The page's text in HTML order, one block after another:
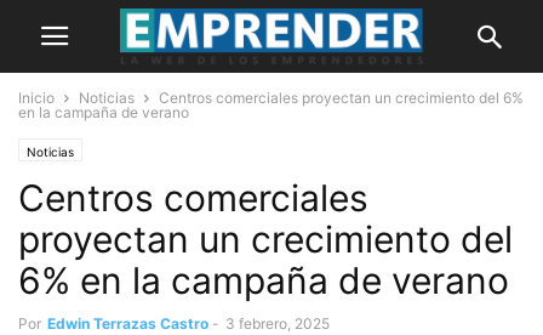
Inicio Noticias
Centros comerciales proyectan un crecimiento del 6%
en la campaña de verano
Noticias
Centros comerciales
proyectan un crecimiento del
6% en la campaña de verano
Por Edwin Terrazas Castro - 3 febrero, 2025